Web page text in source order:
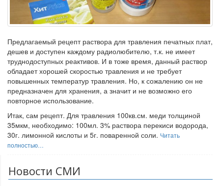
Предлагаемый рецепт раствора для травления печатных плат,
дешев и доступен каждому радиолюбителю, т.к. не имеет
труднодоступных реактивов. И в тоже время, данный раствор
обладает хорошей скоростью травления и не требует
повышенных температур травления. Но, к сожалению он не
предназначен для хранения, а значит и не возможно его
повторное использование.
Итак, сам рецепт. Для травления 100кв.см. меди толщиной
35мкм, необходимо: 100мл. 3% раствора перекиси водорода,
30г. лимонной кислоты и 5г. поваренной соли. Читать
полностью…
Новости СМИ